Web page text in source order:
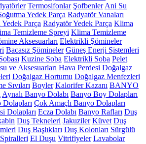
Termosifonlar Şofbenler Ani Su
Yedek Parça Radyatör Vanaları
Parça Radyatör Yedek Parça Klima
Temizleme Spreyi Klima Temizleme
Aksesuarları Elektrikli Şömineler
Bacasız Şömineler Güneş Enerji Sistemleri
Kuzine Soba Elektrikli Soba Pelet
ve Aksesuarları Hava Perdesi Doğalgaz
Doğalgaz Hortumu Doğalgaz Menfezleri
Sıvıları Boyler Kalorifer Kazanı BANYO
Aynalı Banyo Dolabı Banyo Boy Dolapları
Çok Amaçlı Banyo Dolapları
Dolapları Ecza Dolabı Banyo Rafları Duş
Duş Tekneleri Jakuziler Küvet Duş
Duş Başlıkları Duş Kolonları Sürgülü
El Duşu Vitrifiyeler Lavabolar